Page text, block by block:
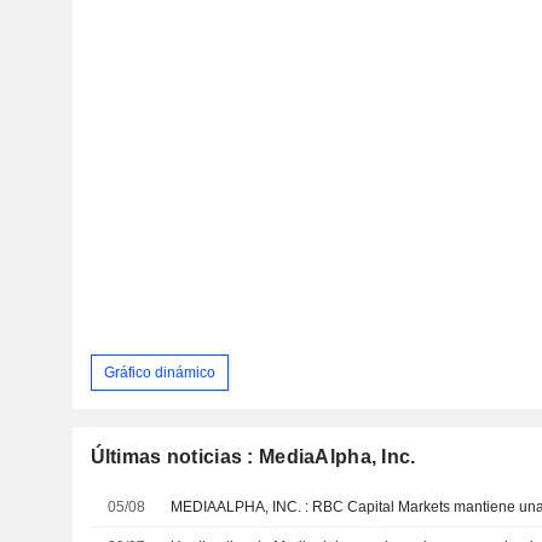
Gráfico dinámico
Últimas noticias : MediaAlpha, Inc.
05/08